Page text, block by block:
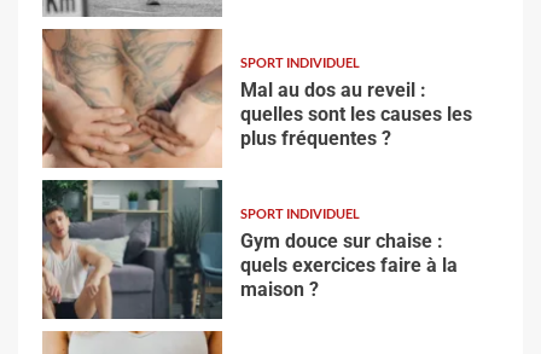
SPORT INDIVIDUEL
Mal au dos au reveil :
quelles sont les causes les
plus fréquentes ?
SPORT INDIVIDUEL
Gym douce sur chaise :
quels exercices faire à la
maison ?